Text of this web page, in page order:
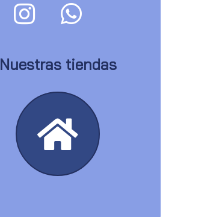
Nuestras tiendas